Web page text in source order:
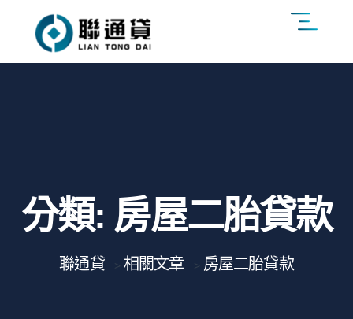
分類: 房屋二胎貸款
聯通貸 > 相關文章 > 房屋二胎貸款